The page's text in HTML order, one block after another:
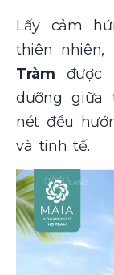
Lấy cảm
thiên nhiên,
Tràm được
dưỡng giữa
nét đều
và tinh tế.